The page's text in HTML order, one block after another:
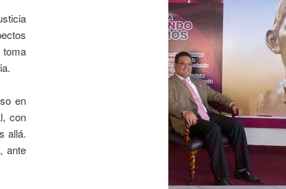
toma
en
con
allá.
ante